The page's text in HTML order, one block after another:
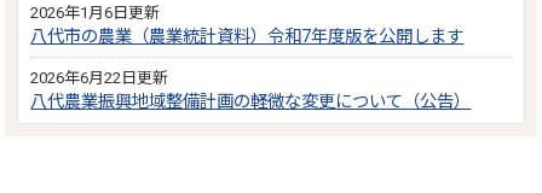
2026年1月6日更新
八代市の農業（農業統計資料）令和7年度版を公開します
2026年6月22日更新
八代農業振興地域整備計画の軽微な変更について（公告）